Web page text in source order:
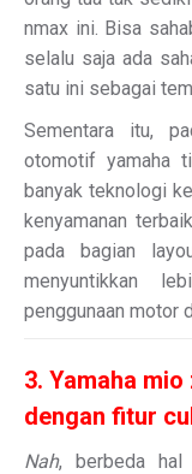
nmax ini. Bisa
selalu saja ada
satu ini sebagai
Sementara itu,
otomotif yamaha
banyak teknologi
kenyamanan
pada bagian
menyuntikkan
penggunaan motor
3. Yamaha
dengan fitur
Nah, berbeda hal